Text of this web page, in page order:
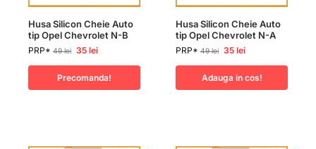
Husa Silicon Cheie Auto
tip Opel Chevrolet N-B
PRP* 49lei 35 lei
Precomanda!
Husa Silicon Cheie Auto
tip Opel Chevrolet N-A
PRP* 49lei 35 lei
Adauga in cos!